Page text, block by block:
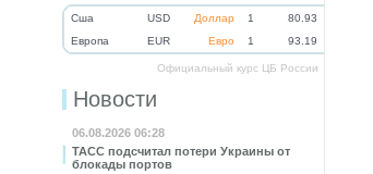
Cша USD Доллар 1
80.93
Eвропа
EUR Евро 1 93.19
Официальный курс ЦБ России
Новости
06.08.2026 06:28
ТАСС подсчитал потери Украины от
блокады портов